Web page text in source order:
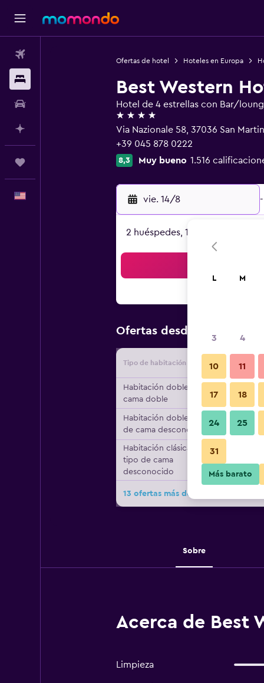
Ofertas de hotel Hoteles en Europa
Best Western
Hotel de 4 estrellas con Bar/
4 estrellas
Via Nazionale 58, 37036 San
+39 045 878 0222
8,3 Muy bueno 1.516
vie. 14/8 -
2 huéspedes, 1 habitación
Ofertas desde Oferta
Tipo de habitación
Habitación doble, 1
cama doble
Habitación doble, tipo
de cama desconocido
Habitación clásica,
tipo de cama
desconocido
13 ofertas más de Best Western
Sobre
Acerca de Best
Limpieza
L M
3 4
10 11
17 18
24 25
31
Más barato